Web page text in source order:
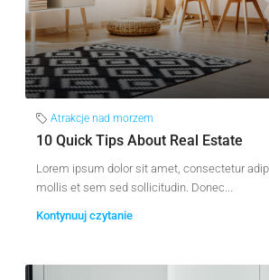
Atrakcje nad morzem
10 Quick Tips About Real Estate
Lorem ipsum dolor sit amet, consectetur
mollis et sem sed sollicitudin. Donec...
Kontynuuj czytanie